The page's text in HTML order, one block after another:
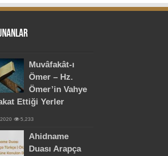
Muvâfakât-ı
Ömer – Hz.
Ömer’in Vahye
Ettiği Yerler
5,233
Ahidname
Duası Arapça